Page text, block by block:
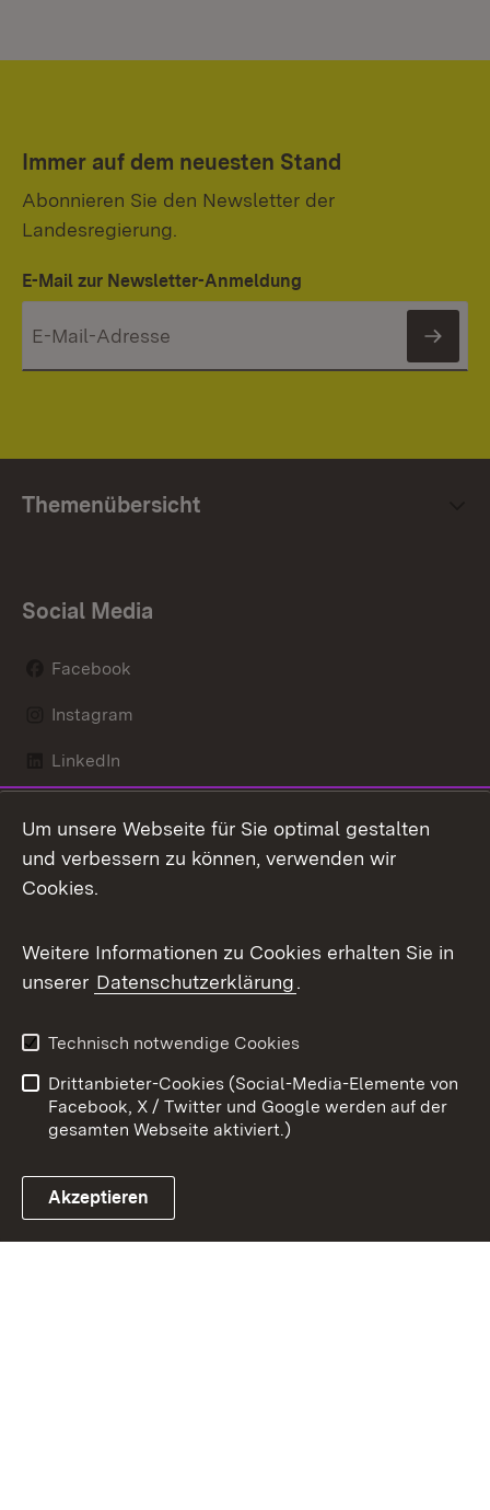
Immer auf dem neuesten Stand
Abonnieren Sie den Newsletter der
Landesregierung.
E-Mail zur Newsletter-Anmeldung
Themenübersicht
Social Media
Facebook
Instagram
LinkedIn
X / Twitter
Youtube
Link zum Landesportal
Kontakt
Datenschutz
Barrierefreiheit
Impressum
Cookies
Um unsere Webseite für Sie optimal gestalten
und verbessern zu können, verwenden wir
Cookies.
Weitere Informationen zu Cookies erhalten Sie in
unserer Datenschutzerklärung.
Technisch notwendige Cookies
Drittanbieter-Cookies (Social-Media-Elemente von
Facebook, X / Twitter und Google werden auf der
gesamten Webseite aktiviert.)
Akzeptieren